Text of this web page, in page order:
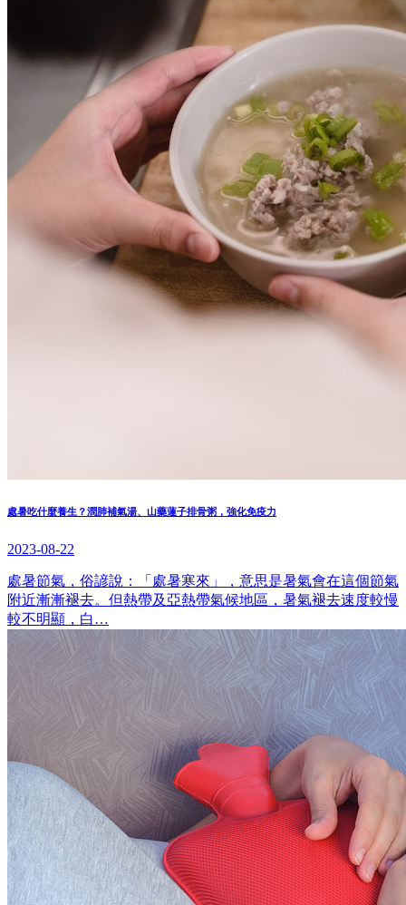
處暑吃什麼養生？潤肺補氣湯、山藥蓮子排骨粥，強化免疫力
2023-08-22
處暑節氣，俗諺說：「處暑寒來」，意思是暑氣會在這個節氣
附近漸漸褪去。但熱帶及亞熱帶氣候地區，暑氣褪去速度較慢
較不明顯，白…